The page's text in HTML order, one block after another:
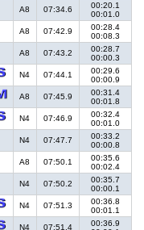
A8 07:34.6
00:20.1
00:01.0
A8 07:42.9
00:28.4
00:08.3
A8 07:43.2
00:28.7
00:00.3
N4 07:44.1
00:29.6
00:00.9
A8 07:45.9
00:31.4
00:01.8
N4 07:46.9
00:32.4
00:01.0
N4 07:47.7
00:33.2
00:00.8
A8 07:50.1
00:35.6
00:02.4
N4 07:50.2
00:35.7
00:00.1
N4 07:51.3
00:36.8
00:01.1
N4 07:51.4
00:36.9